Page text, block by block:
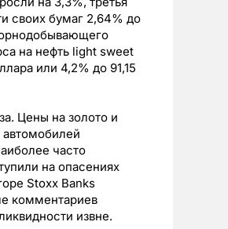
своих бумаг 2,64% до
на нефть light sweet
или 4,2% до 91,15
Цены на золото и
часто
на опасениях
Stoxx Banks
комментариев
извне.